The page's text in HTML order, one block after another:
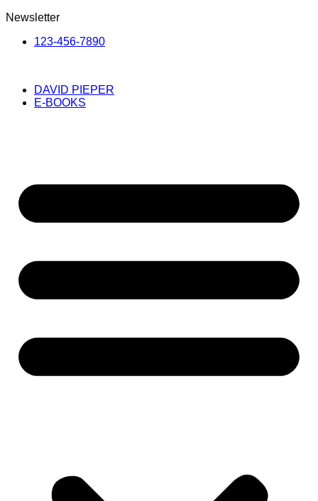
Newsletter
123-456-7890
DAVID PIEPER
E-BOOKS